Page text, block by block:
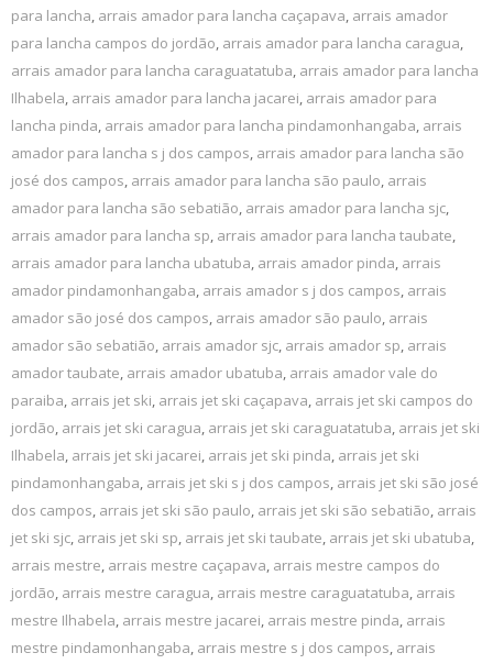
para lancha, arrais amador para lancha caçapava, arrais amador
para lancha campos do jordão, arrais amador para lancha caragua,
arrais amador para lancha caraguatatuba, arrais amador para lancha
Ilhabela, arrais amador para lancha jacarei, arrais amador para
lancha pinda, arrais amador para lancha pindamonhangaba, arrais
amador para lancha s j dos campos, arrais amador para lancha são
josé dos campos, arrais amador para lancha são paulo, arrais
amador para lancha são sebatião, arrais amador para lancha sjc,
arrais amador para lancha sp, arrais amador para lancha taubate,
arrais amador para lancha ubatuba, arrais amador pinda, arrais
amador pindamonhangaba, arrais amador s j dos campos, arrais
amador são josé dos campos, arrais amador são paulo, arrais
amador são sebatião, arrais amador sjc, arrais amador sp, arrais
amador taubate, arrais amador ubatuba, arrais amador vale do
paraiba, arrais jet ski, arrais jet ski caçapava, arrais jet ski campos do
jordão, arrais jet ski caragua, arrais jet ski caraguatatuba, arrais jet ski
Ilhabela, arrais jet ski jacarei, arrais jet ski pinda, arrais jet ski
pindamonhangaba, arrais jet ski s j dos campos, arrais jet ski são josé
dos campos, arrais jet ski são paulo, arrais jet ski são sebatião, arrais
jet ski sjc, arrais jet ski sp, arrais jet ski taubate, arrais jet ski ubatuba,
arrais mestre, arrais mestre caçapava, arrais mestre campos do
jordão, arrais mestre caragua, arrais mestre caraguatatuba, arrais
mestre Ilhabela, arrais mestre jacarei, arrais mestre pinda, arrais
mestre pindamonhangaba, arrais mestre s j dos campos, arrais